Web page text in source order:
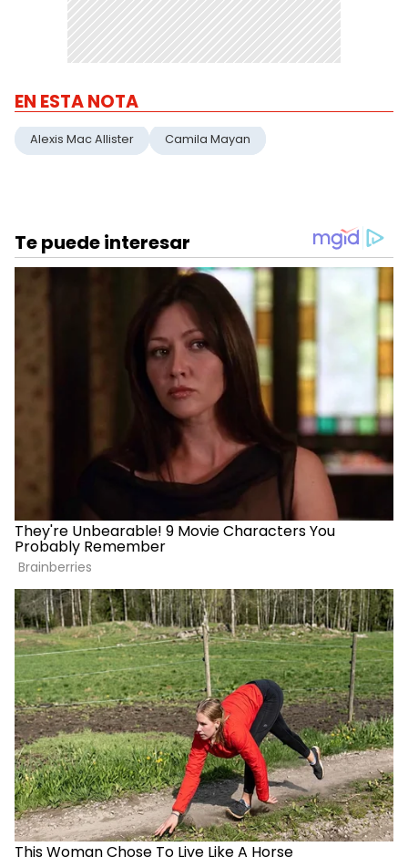
EN ESTA NOTA
Alexis Mac Allister Camila Mayan